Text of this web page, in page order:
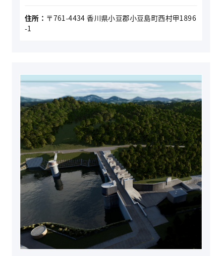
住所： 〒761-4434 香川県小豆郡小豆島町西村甲1896
-1